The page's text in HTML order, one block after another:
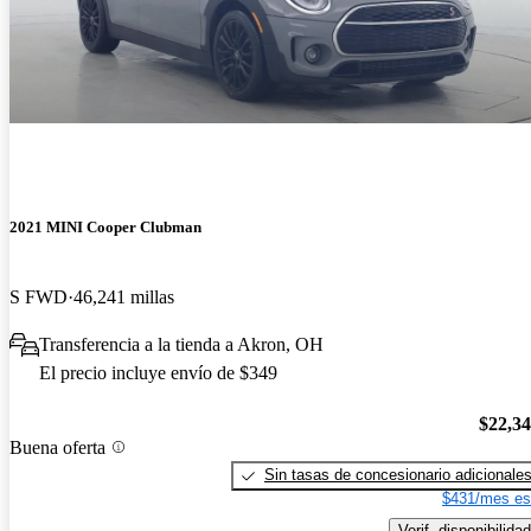
2021 MINI Cooper Clubman
S FWD 46,241 millas
Transferencia a la tienda a Akron, OH
El precio incluye envío de $349
Buena oferta
Sin tasas de concesionario adicionales
$431/mes